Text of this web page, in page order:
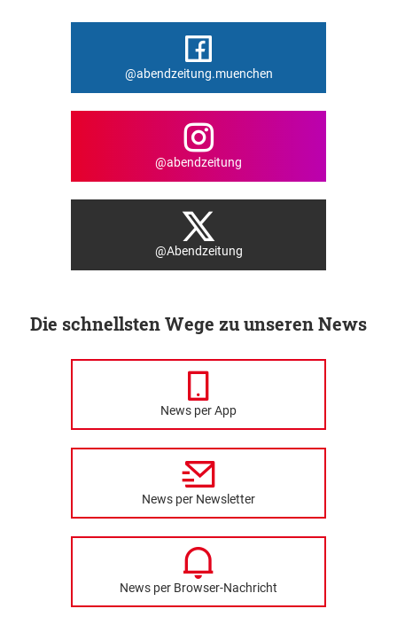
@abendzeitung.muenchen
@abendzeitung
@Abendzeitung
Die schnellsten Wege zu unseren News
News per App
News per Newsletter
News per Browser-Nachricht